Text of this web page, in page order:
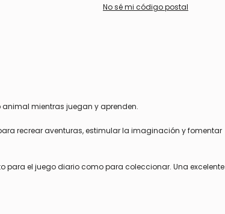
No sé mi código postal
mientras juegan y aprenden.
recrear aventuras, estimular la imaginación y fomentar
para el juego diario como para coleccionar. Una excelente